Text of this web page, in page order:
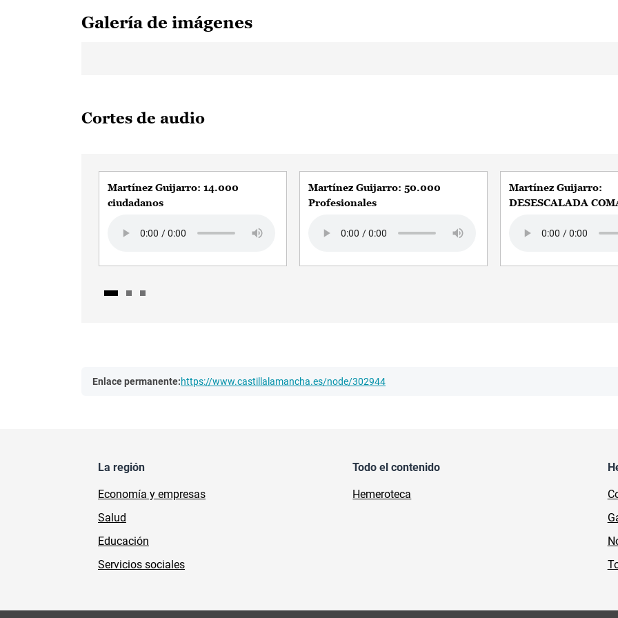
Galería de imágenes
Cortes de audio
Martínez Guijarro: 14.000
ciudadanos
Martínez Guijarro: 50.000
Profesionales
Martínez Guijarro:
DESESCALADA
Enlace permanente:https://www.castillalamancha.es/node/302944
La región
Economía y empresas
Salud
Educación
Servicios sociales
Todo el contenido
Hemeroteca